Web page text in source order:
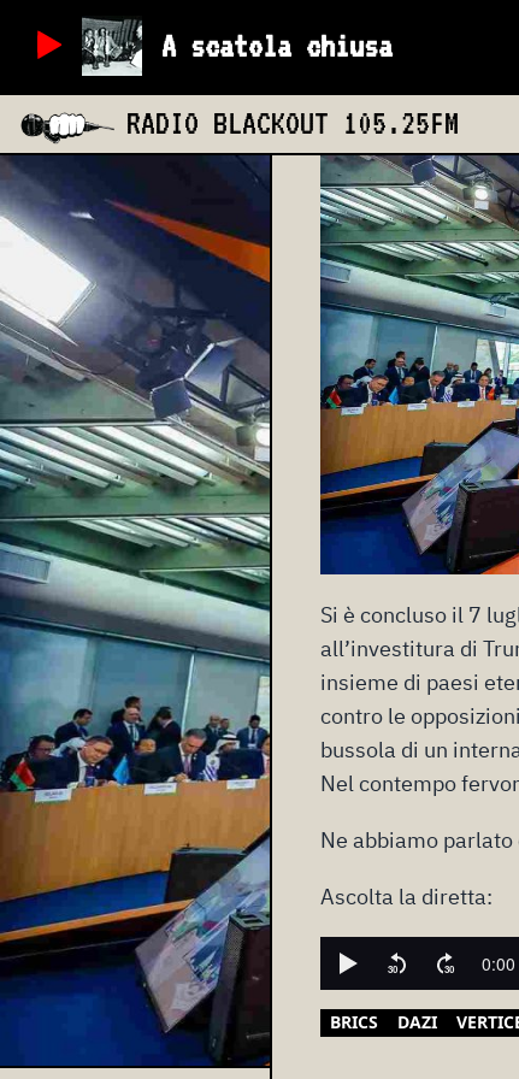
A scatola chiusa
RADIO BLACKOUT 105.25FM
Si è concluso il 7
all’investitura di
insieme di paesi
contro le
bussola di un
Nel contempo
Ne abbiamo
Ascolta la diretta:
BRICS DAZI